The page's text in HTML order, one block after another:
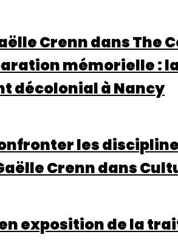
Crenn dans The
mémorielle :
décolonial à Nancy
les
Crenn dans
exposition de la